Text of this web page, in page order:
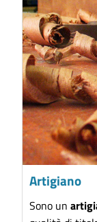
Artigiano
Sono un